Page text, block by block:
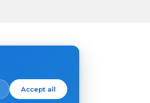
Accept all